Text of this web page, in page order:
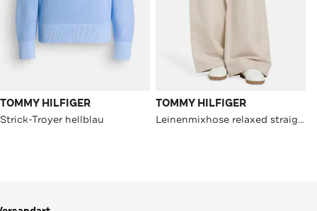
TOMMY HILFIGER
Strick-Troyer hellblau
TOMMY HILFIGER
Leinenmixhose relaxed straight